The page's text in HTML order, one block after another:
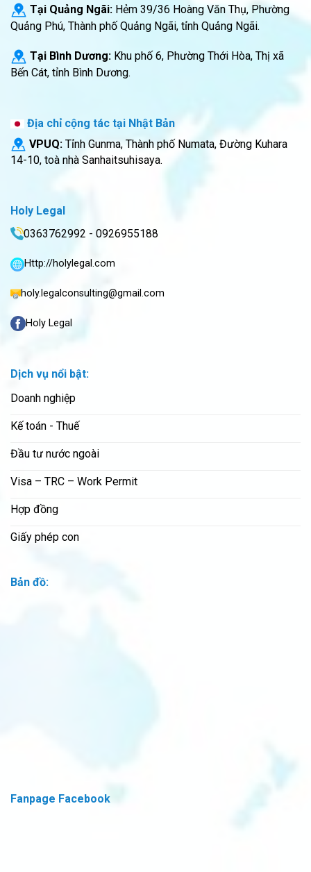
Tại Quảng Ngãi: Hẻm 39/36 Hoàng Văn Thụ, Phường
Quảng Phú, Thành phố Quảng Ngãi, tỉnh Quảng Ngãi.
Tại Bình Dương: Khu phố 6, Phường Thới Hòa, Thị xã
Bến Cát, tỉnh Bình Dương.
Địa chỉ cộng tác tại Nhật Bản
VPUQ: Tỉnh Gunma, Thành phố Numata, Đường Kuhara
14-10, toà nhà Sanhaitsuhisaya.
Holy Legal
0363762992 - 0926955188
Http://holylegal.com
holy.legalconsulting@gmail.com
Holy Legal
Dịch vụ nổi bật:
Doanh nghiệp
Kế toán - Thuế
Đầu tư nước ngoài
Visa – TRC – Work Permit
Hợp đồng
Giấy phép con
Bản đồ:
Fanpage Facebook